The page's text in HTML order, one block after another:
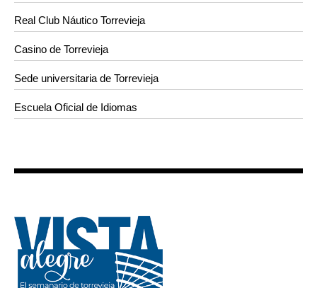
Real Club Náutico Torrevieja
Casino de Torrevieja
Sede universitaria de Torrevieja
Escuela Oficial de Idiomas